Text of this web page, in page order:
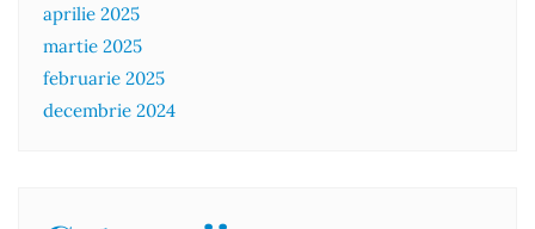
aprilie 2025
martie 2025
februarie 2025
decembrie 2024